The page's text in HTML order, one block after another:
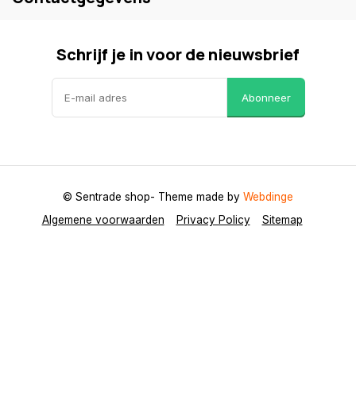
Schrijf je in voor de nieuwsbrief
Abonneer
Algemene voorwaarden Privacy Policy Sitemap
© Sentrade shop- Theme made by Webdinge